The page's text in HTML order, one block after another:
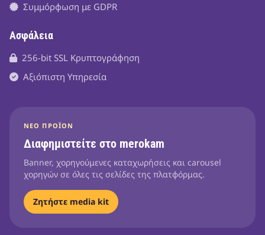
Συμμόρφωση με GDPR
Ασφάλεια
256-bit SSL Κρυπτογράφηση
Αξιόπιστη Υπηρεσία
ΝΈΟ ΠΡΟΪΌΝ
Διαφημιστείτε στο merokam
Banner, χορηγούμενες καταχωρήσεις και carousel
χορηγών σε όλες τις σελίδες της πλατφόρμας.
Ζητήστε media kit